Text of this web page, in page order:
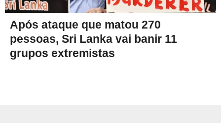
Após ataque que matou 270
pessoas, Sri Lanka vai banir 11
grupos extremistas